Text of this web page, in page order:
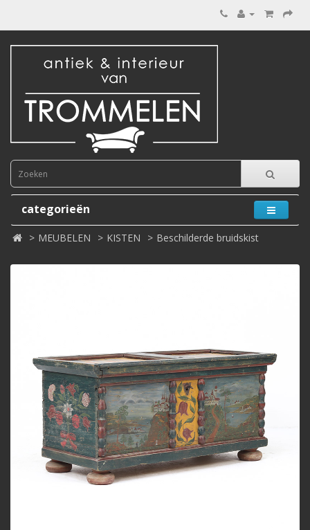
categorieën
MEUBELEN KISTEN Beschilderde bruidskist